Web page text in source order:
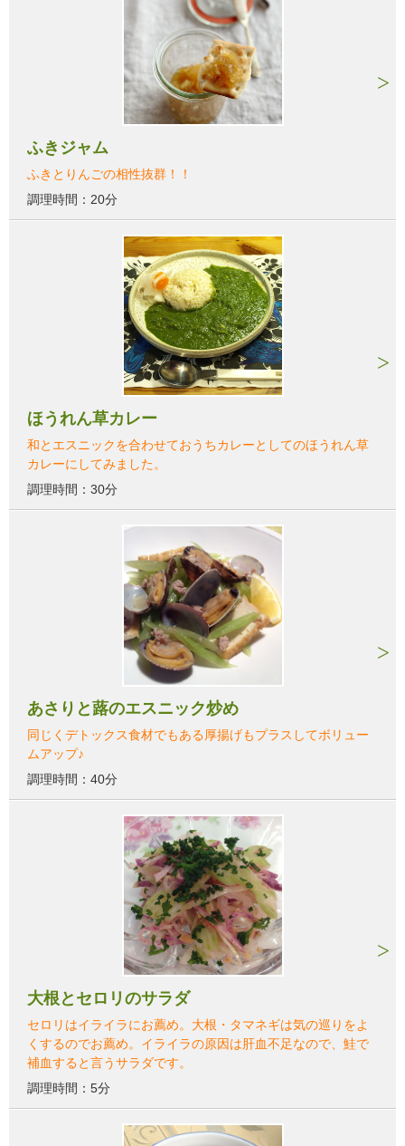
ふきジャム
ふきとりんごの相性抜群！！
調理時間：20分
ほうれん草カレー
和とエスニックを合わせておうちカレーとしてのほうれん草
カレーにしてみました。
調理時間：30分
あさりと蕗のエスニック炒め
同じくデトックス食材でもある厚揚げもプラスしてボリュー
ムアップ♪
調理時間：40分
大根とセロリのサラダ
セロリはイライラにお薦め。大根・タマネギは気の巡りをよ
くするのでお薦め。イライラの原因は肝血不足なので、鮭で
補血すると言うサラダです。
調理時間：5分